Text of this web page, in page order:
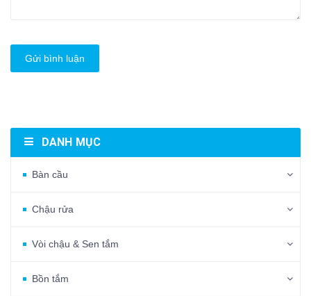
Gửi bình luận
DANH MỤC
Bàn cầu
Chậu rửa
Vòi chậu & Sen tắm
Bồn tắm